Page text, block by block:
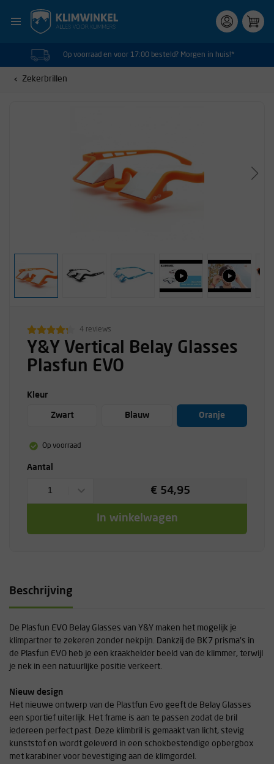
Op voorraad en voor 17:00 besteld? Morgen in huis!*
Zekerbrillen
4 reviews
Y&Y Vertical Belay Glasses
Plasfun EVO
Kleur
Zwart Blauw Oranje
Op voorraad
Aantal
1 € 54,95
In winkelwagen
Beschrijving
De Plasfun EVO Belay Glasses van Y&Y maken het mogelijk je
klimpartner te zekeren zonder nekpijn. Dankzij de BK7 prisma's in
de Plasfun EVO heb je een kraakhelder beeld van de klimmer, terwijl
je nek in een natuurlijke positie verkeert.
Nieuw design
Het nieuwe ontwerp van de Plastfun Evo geeft de Belay Glasses
een sportief uiterlijk. Het frame is aan te passen zodat de bril
iedereen perfect past. Deze klimbril is gemaakt van licht, stevig
kunststof en wordt geleverd in een schokbestendige opbergbox
met karabiner voor bevestiging aan de klimgordel.